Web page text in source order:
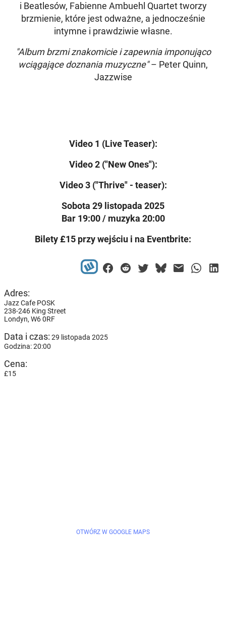
i Beatlesów, Fabienne Ambuehl Quartet tworzy
brzmienie, które jest odważne, a jednocześnie
intymne i prawdziwie własne.
"Album brzmi znakomicie i zapewnia imponująco
wciągające doznania muzyczne"– Peter Quinn,
Jazzwise
Video 1 (Live Teaser):
Video 2 ("New Ones"):
Video 3 ("Thrive" - teaser):
Sobota 29 listopada 2025
Bar 19:00 / muzyka 20:00
Bilety £15 przy wejściu i na Eventbrite:
Adres:
Jazz Cafe POSK
238-246 King Street
Londyn, W6 0RF
Data i czas: 29 listopada 2025
Godzina: 20:00
Cena:
£15
OTWÓRZ W GOOGLE MAPS